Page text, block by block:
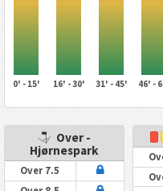
0' - 15' 16' - 30' 31' - 45' 46' -
Over -
Hjørnespark
Over 7.5